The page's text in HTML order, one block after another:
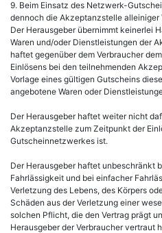
9. Beim Einsatz des Netzwerk-
dennoch die Akzeptanzstelle alleiniger
Der Herausgeber übernimmt keinerlei
Waren und/oder Dienstleistungen der
haftet gegenüber dem Verbraucher
Einlösens bei den teilnehmenden
Vorlage eines gültigen Gutscheins
angebotene Waren oder
Der Herausgeber haftet weiter nicht
Akzeptanzstelle zum Zeitpunkt der
Gutscheinnetzwerkes ist.
Der Herausgeber haftet unbeschränkt
Fahrlässigkeit und bei einfacher
Verletzung des Lebens, des Körpers
Schäden aus der Verletzung einer
solchen Pflicht, die den Vertrag prägt
Herausgeber der Verbraucher vertraut